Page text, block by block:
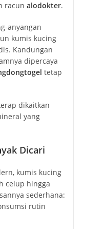
racun alodokter.
anyangan
kumis kucing
Kandungan
dipercaya
tetap
dikaitkan
yang
Dicari
kumis kucing
celup hingga
sederhana:
rutin